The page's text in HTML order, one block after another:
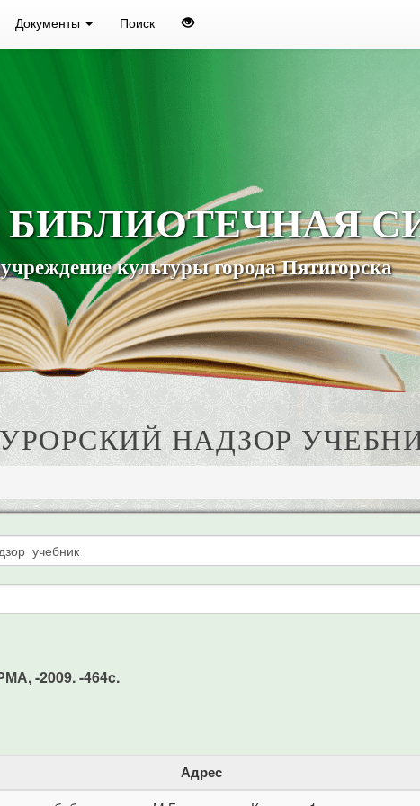
Документы Поиск
культуры города Пятигорска
НАДЗОР
-2009. -464c.
Адрес